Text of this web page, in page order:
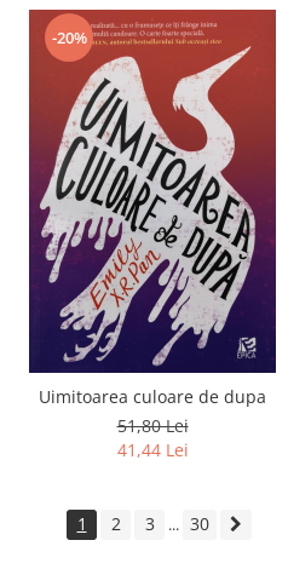
-20%
Uimitoarea culoare de dupa
51,80 Lei
41,44 Lei
1 2 3 ... 30